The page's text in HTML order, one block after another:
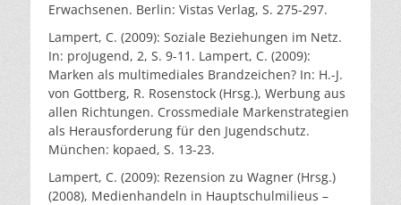
Erwachsenen. Berlin: Vistas Verlag, S. 275-297.
Lampert, C. (2009): Soziale Beziehungen im Netz.
In: proJugend, 2, S. 9-11. Lampert, C. (2009):
Marken als multimediales Brandzeichen? In: H.-J.
von Gottberg, R. Rosenstock (Hrsg.), Werbung aus
allen Richtungen. Crossmediale Markenstrategien
als Herausforderung für den Jugendschutz.
München: kopaed, S. 13-23.
Lampert, C. (2009): Rezension zu Wagner (Hrsg.)
(2008), Medienhandeln in Hauptschulmilieus –